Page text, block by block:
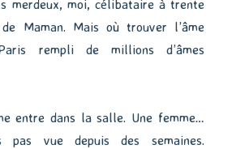
merdeux, moi, célibataire à trente
Maman. Mais où trouver l’âme
rempli de millions d’âmes
entre dans la salle. Une femme…
pas vue depuis des semaines.